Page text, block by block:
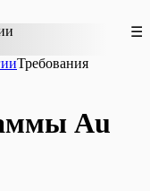
☰
Требования
Au